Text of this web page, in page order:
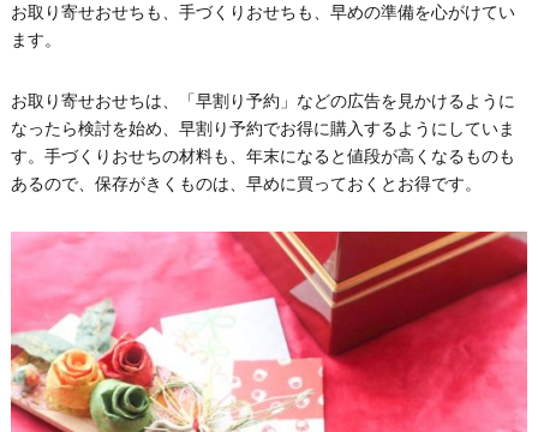
お取り寄せおせちも、手づくりおせちも、早めの準備を心がけてい
ます。
お取り寄せおせちは、「早割り予約」などの広告を見かけるように
なったら検討を始め、早割り予約でお得に購入するようにしていま
す。手づくりおせちの材料も、年末になると値段が高くなるものも
あるので、保存がきくものは、早めに買っておくとお得です。